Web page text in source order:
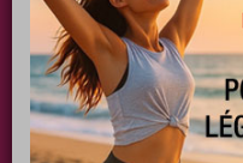
PLUS
EFFICACE